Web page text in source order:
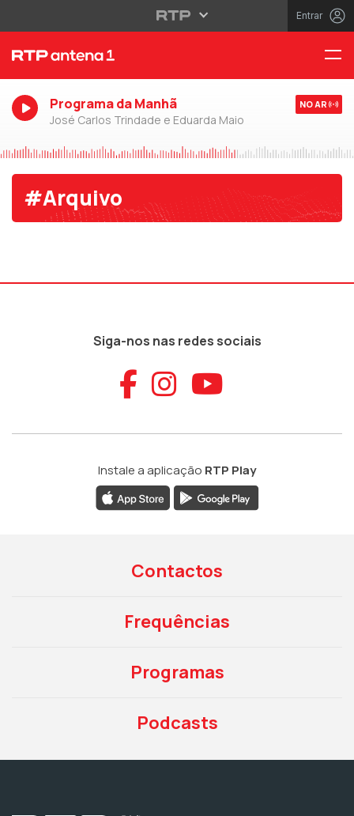
Entrar
Programa da Manhã
José Carlos Trindade e Eduarda Maio
NO AR
#Arquivo
Siga-nos nas redes sociais
Aceder ao
Aceder ao
Aceder
Instale a aplicação RTP Play
Contactos
Frequências
Programas
Podcasts